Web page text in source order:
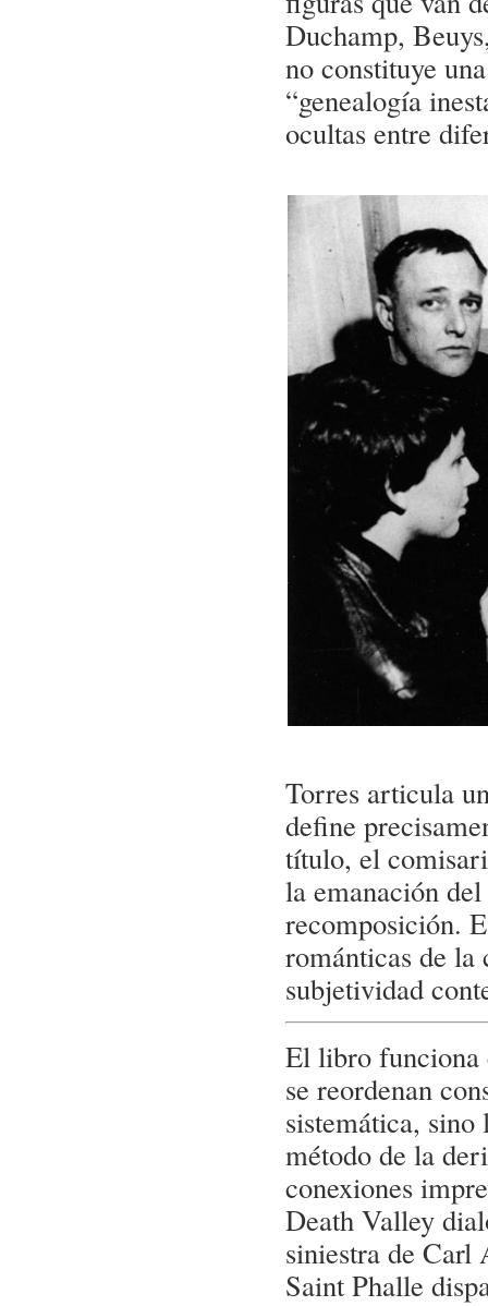
Duchamp,
no constituye
“genealogía
ocultas entre
Torres articula
define
título, el
la emanación
recomposición.
románticas de
subjetividad
El libro funciona
se reordenan
sistemática,
método de la
conexiones
Death Valley
siniestra de Carl
Saint Phalle